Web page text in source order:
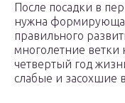
После посадки в
нужна
правильного
многолетние ветки
четвертый год
слабые и засохшие